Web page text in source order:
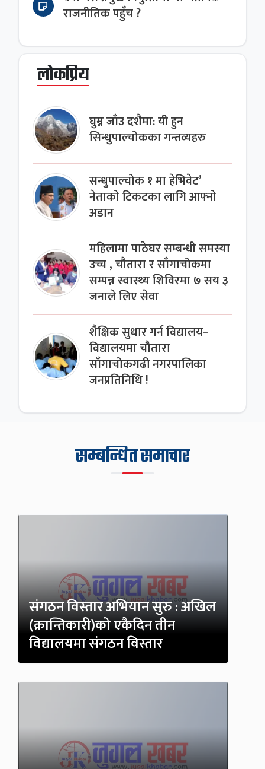
राजनीतिक पहुँच ?
लोकप्रिय
घुम्न जाँउ दशैमा: यी हुन
सिन्धुपाल्चोकका गन्तव्यहरु
सन्धुपाल्चोक १ मा हेभिवेट’
नेताको टिकटका लागि आफ्नो
अडान
महिलामा पाठेघर सम्बन्धी समस्या
उच्च , चौतारा र साँगाचोकमा
सम्पन्न स्वास्थ्य शिविरमा ७ सय ३
जनाले लिए सेवा
शैक्षिक सुधार गर्न विद्यालय–
विद्यालयमा चौतारा
साँगाचोकगढी नगरपालिका
जनप्रतिनिधि !
सम्बन्धित समाचार
संगठन विस्तार अभियान सुरु : अखिल
(क्रान्तिकारी)को एकैदिन तीन
विद्यालयमा संगठन विस्तार